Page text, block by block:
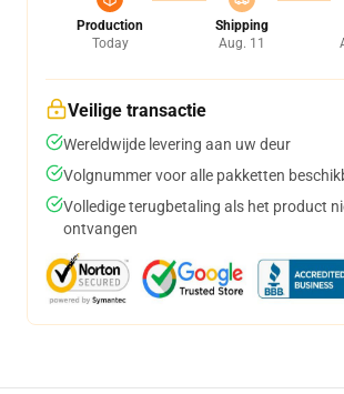
Production
Today
Shipping
Aug. 11
Veilige transactie
Wereldwijde levering aan uw deur
Volgnummer voor alle pakketten
Volledige terugbetaling als het product
ontvangen